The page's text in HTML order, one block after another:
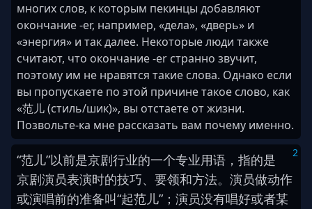
многих слов, к которым пекинцы добавляют
окончание -er, например, «дела», «дверь» и
«энергия» и так далее. Некоторые люди также
считают, что окончание -er странно звучит,
поэтому им не нравятся такие слова. Однако если
вы пропускаете по этой причине такое слово, как
«范儿 (стиль/шик)», вы отстаете от жизни.
Позвольте-ка мне рассказать вам почему именно.
2
“范儿”以前是京剧行业的一个专业用语 ， 指的是
京剧演员表演时的技巧、 要领和方法。 演员做动作
或演唱前的准备叫“起范儿” ； 演员没有唱好或者某